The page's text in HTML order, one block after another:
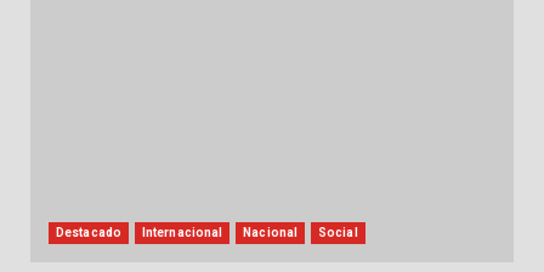
Destacado Internacional Nacional Social